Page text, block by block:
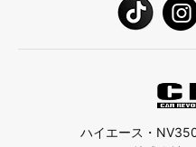
ハイエース・